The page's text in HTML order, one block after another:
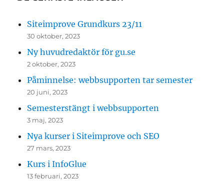
Siteimprove Grundkurs 23/11
30 oktober, 2023
Ny huvudredaktör för gu.se
2 oktober, 2023
Påminnelse: webbsupporten tar semester
20 juni, 2023
Semesterstängt i webbsupporten
3 maj, 2023
Nya kurser i Siteimprove och SEO
27 mars, 2023
Kurs i InfoGlue
13 februari, 2023